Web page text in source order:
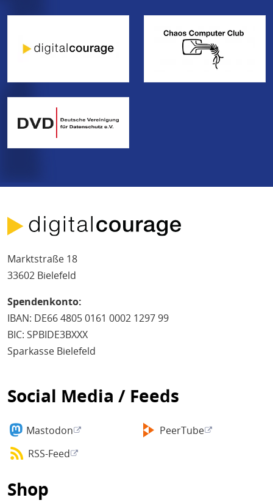
Marktstraße 18
33602 Bielefeld
Spendenkonto:
IBAN: DE66 4805 0161 0002 1297 99
BIC: SPBIDE3BXXX
Sparkasse Bielefeld
Social Media / Feeds
Mastodon
PeerTube
RSS-Feed
Shop